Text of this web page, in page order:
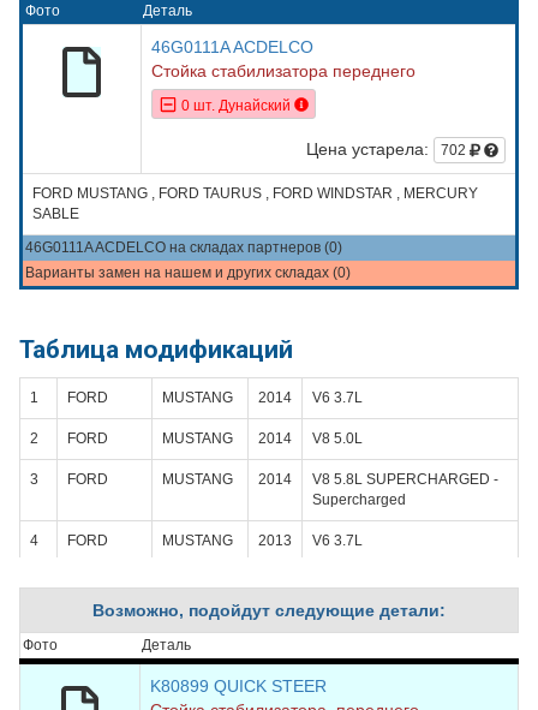
Фото Деталь
46G0111A ACDELCO
Стойка стабилизатора переднего
0 шт. Дунайский
Цена устарела: 702
FORD MUSTANG , FORD TAURUS , FORD WINDSTAR , MERCURY
SABLE
46G0111A ACDELCO на складах партнеров (0)
Варианты замен на нашем и других складах (0)
Таблица модификаций
1 FORD MUSTANG 2014 V6 3.7L
2 FORD MUSTANG 2014 V8 5.0L
3 FORD MUSTANG 2014
V8 5.8L SUPERCHARGED -
Supercharged
4 FORD MUSTANG 2013 V6 3.7L
MUSTANG
V8 5.8L SUPERCHARGED -
FORD MUSTANG 2012 V6 3.7L
Возможно, подойдут следующие детали:
Фото Деталь
K80899 QUICK STEER